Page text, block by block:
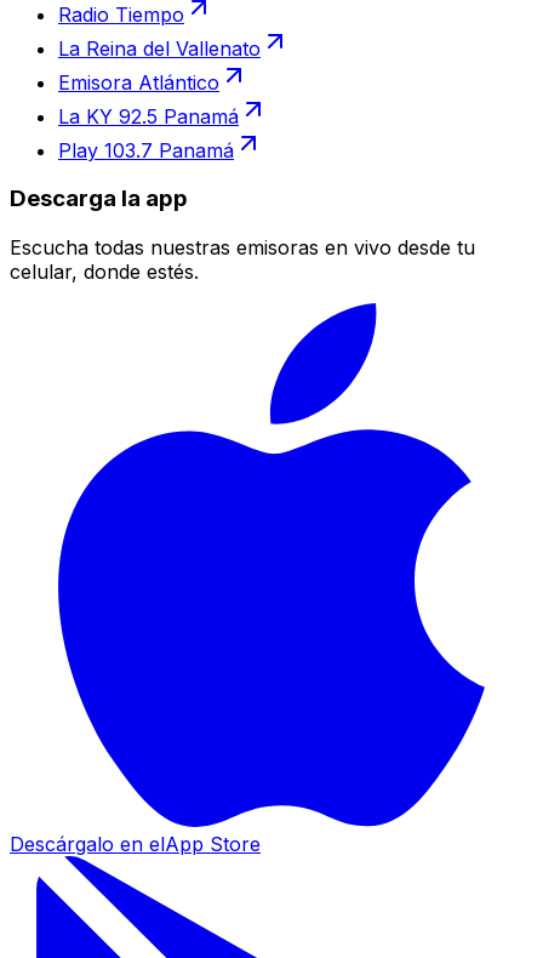
Radio Tiempo
La Reina del Vallenato
Emisora Atlántico
La KY 92.5 Panamá
Play 103.7 Panamá
Descarga la app
Escucha todas nuestras emisoras en vivo desde tu
celular, donde estés.
Descárgalo en elApp Store